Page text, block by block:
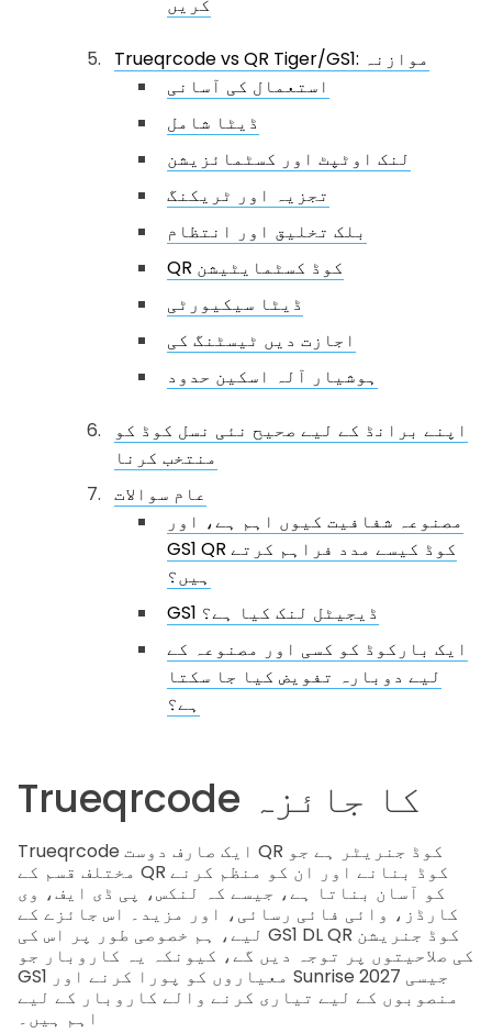
Trueqrcode vs QR Tiger/GS1: موازنہ
استعمال کی آسانی
ڈیٹا شامل
لنک اوٹپٹ اور کسٹمائزیشن
تجزیہ اور ٹریکنگ
بلک تخلیق اور انتظام
QR کوڈ کسٹمايٹیشن
ڈیٹا سیکیورٹی
اجازت دیں ٹیسٹنگ کی
ہوشیار آلہ اسکین حدود
اپنے برانڈ کے لیے صحیح نئی نسل کوڈ کو
منتخب کرنا
عام سوالات
مصنوعہ شفافیت کیوں اہم ہے، اور
GS1 QR کوڈ کیسے مدد فراہم کرتے
ہیں؟
GS1 ڈیجیٹل لنک کیا ہے؟
ایک بارکوڈ کو کسی اور مصنوعہ کے
لیے دوبارہ تفویض کیا جا سکتا
ہے؟
Trueqrcode کا جائزہ
Trueqrcode ایک صارف دوست QR کوڈ جنریٹر ہے جو
مختلف قسم کے QR کوڈ بنانے اور ان کو منظم کرنے
کو آسان بناتا ہے، جیسے کہ لنکس، پی ڈی ایف، وی
کارڈز، وائی فائی رسائی، اور مزید۔ اس جائزے کے
لیے، ہم خصوصی طور پر اس کی GS1 DL QR کوڈ جنریشن
کی صلاحیتوں پر توجہ دیں گے، کیونکہ یہ کاروبار جو
GS1 معیاروں کو پورا کرنے اور Sunrise 2027 جیسی
منصوبوں کے لیے تیاری کرنے والے کاروبار کے لیے
اہم ہیں۔